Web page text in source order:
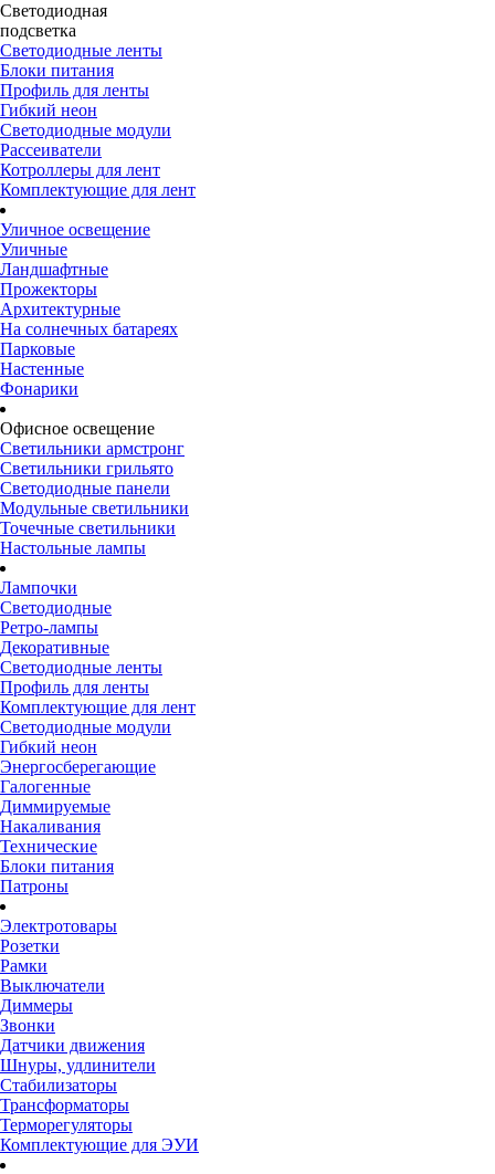
Светодиодная
подсветка
Светодиодные ленты
Блоки питания
Профиль для ленты
Гибкий неон
Светодиодные модули
Рассеиватели
Котроллеры для лент
Комплектующие для лент
Уличное освещение
Уличные
Ландшафтные
Прожекторы
Архитектурные
На солнечных батареях
Парковые
Настенные
Фонарики
Офисное освещение
Светильники армстронг
Светильники грильято
Светодиодные панели
Модульные светильники
Точечные светильники
Настольные лампы
Лампочки
Светодиодные
Ретро-лампы
Декоративные
Светодиодные ленты
Профиль для ленты
Комплектующие для лент
Светодиодные модули
Гибкий неон
Энергосберегающие
Галогенные
Диммируемые
Накаливания
Технические
Блоки питания
Патроны
Электротовары
Розетки
Рамки
Выключатели
Диммеры
Звонки
Датчики движения
Шнуры, удлинители
Стабилизаторы
Трансформаторы
Терморегуляторы
Комплектующие для ЭУИ